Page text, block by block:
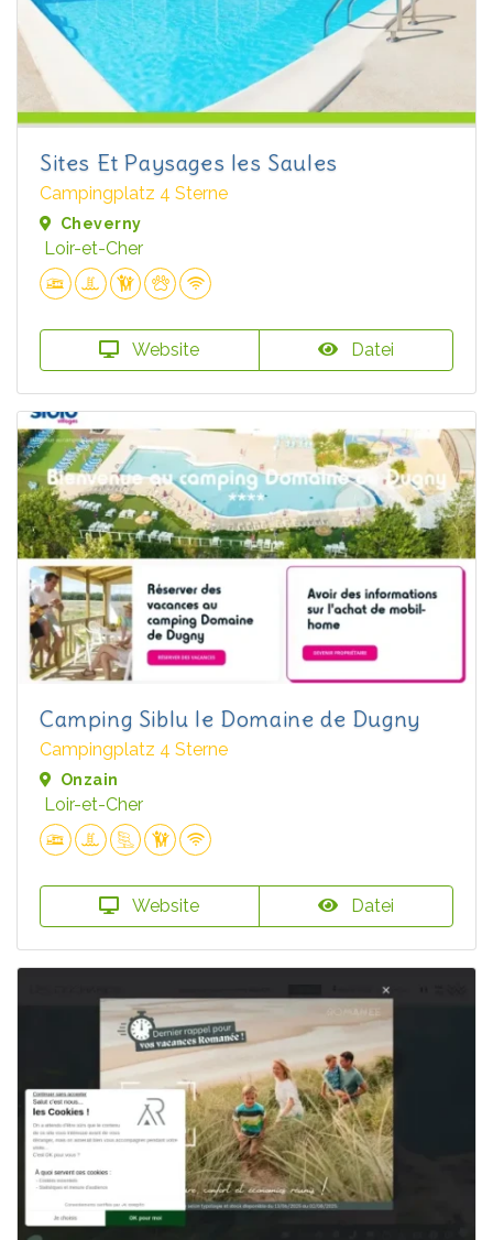
Sites Et Paysages les Saules
Campingplatz 4 Sterne
Cheverny
Loir-et-Cher
Website Datei
Camping Siblu le Domaine de Dugny
Campingplatz 4 Sterne
Onzain
Loir-et-Cher
Website Datei